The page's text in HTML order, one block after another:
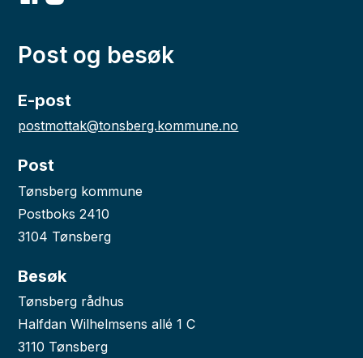
Post og besøk
E-post
postmottak@tonsberg.kommune.no
Post
Tønsberg kommune
Postboks 2410
3104 Tønsberg
Besøk
Tønsberg rådhus
Halfdan Wilhelmsens allé 1 C
3110 Tønsberg